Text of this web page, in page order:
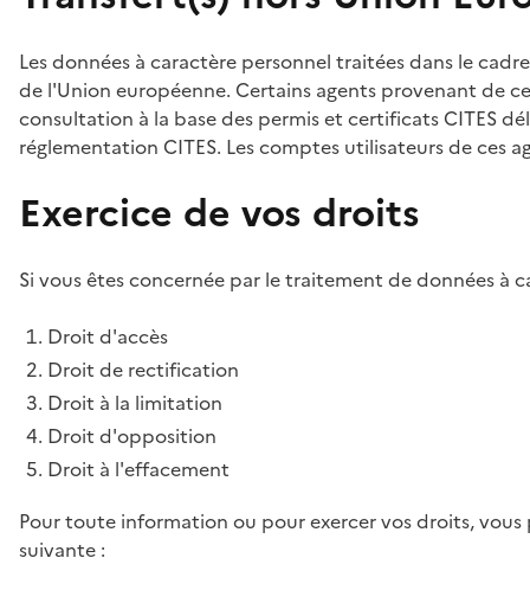
Les données à caractère personnel traitées dans le
de l'Union européenne. Certains agents provenant de
consultation à la base des permis et certificats CITES
réglementation CITES. Les comptes utilisateurs de ces
Exercice de vos droits
Si vous êtes concernée par le traitement de données à
Droit d'accès
Droit de rectification
Droit à la limitation
Droit d'opposition
Droit à l'effacement
Pour toute information ou pour exercer vos droits,
suivante :